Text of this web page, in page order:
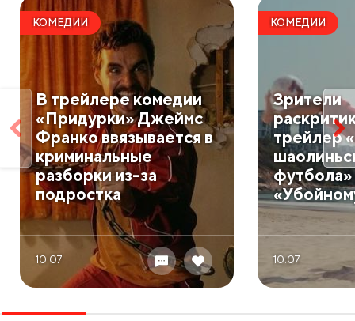
КОМЕДИИ
В трейлере комедии
«Придурки» Джеймс
Франко ввязывается в
криминальные
разборки из-за
подростка
10.07
КОМЕДИИ
Зрители
трейлер
10.07